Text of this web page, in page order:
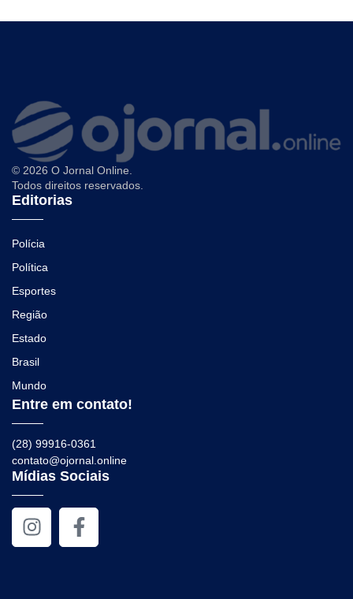
© 2026 O Jornal Online.
Todos direitos reservados.
Editorias
Polícia
Política
Esportes
Região
Estado
Brasil
Mundo
Entre em contato!
(28) 99916-0361
contato@ojornal.online
Mídias Sociais